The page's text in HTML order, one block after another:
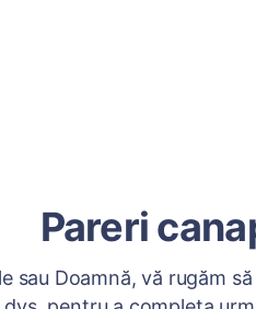
Pareri
sau Doamnă, vă rugăm